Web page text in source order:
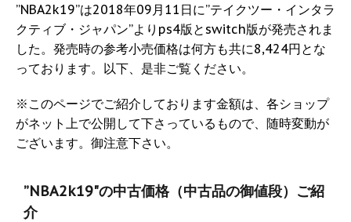
”NBA2k19”は2018年09月11日に”テイクツー・インタラ
クティブ・ジャパン”よりps4版とswitch版が発売されま
した。発売時の参考小売価格は何方も共に8,424円とな
っております。以下、是非ご覧ください。
※このページでご紹介しております金額は、各ショップ
がネット上で公開して下さっているもので、随時変動が
ございます。御注意下さい。
”NBA2k19"の中古価格（中古品の御値段）ご紹
介